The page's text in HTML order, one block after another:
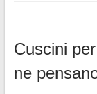
Cuscini
ne